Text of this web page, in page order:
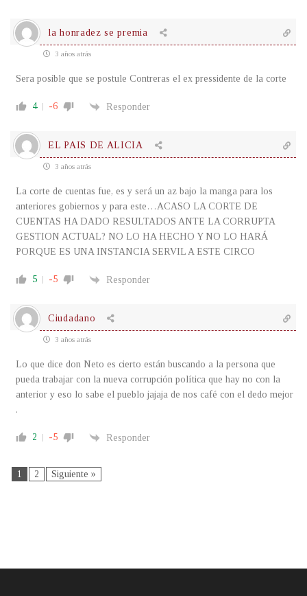
la honradez se premia
3 años atrás
Sera posible que se postule Contreras el ex pressidente de la corte
4 -6 Responder
EL PAIS DE ALICIA
3 años atrás
La corte de cuentas fue, es y será un az bajo la manga para los
anteriores gobiernos y para este…ACASO LA CORTE DE
CUENTAS HA DADO RESULTADOS ANTE LA CORRUPTA
GESTION ACTUAL? NO LO HA HECHO Y NO LO HARÁ
PORQUE ES UNA INSTANCIA SERVIL A ESTE CIRCO
5 -5 Responder
Ciudadano
3 años atrás
Lo que dice don Neto es cierto están buscando a la persona que
pueda trabajar con la nueva corrupción política que hay no con la
anterior y eso lo sabe el pueblo jajaja de nos café con el dedo mejor
.
2 -5 Responder
1 2 Siguiente »